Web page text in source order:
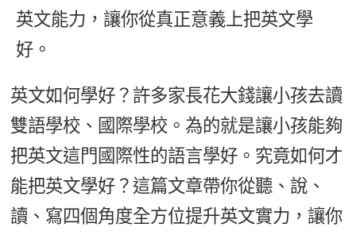
新聞英文
英文能力，讓你從真正意義上把英文學
好。
英文如何學好？許多家長花大錢讓小孩去讀
雙語學校、國際學校。為的就是讓小孩能夠
把英文這門國際性的語言學好。究竟如何才
能把英文學好？這篇文章帶你從聽、說、
讀、寫四個角度全方位提升英文實力，讓你